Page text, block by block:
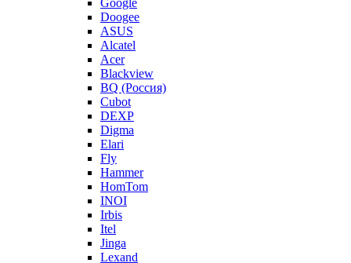
Google
Doogee
ASUS
Alcatel
Acer
Blackview
BQ (Россия)
Cubot
DEXP
Digma
Elari
Fly
Hammer
HomTom
INOI
Irbis
Itel
Jinga
Lexand